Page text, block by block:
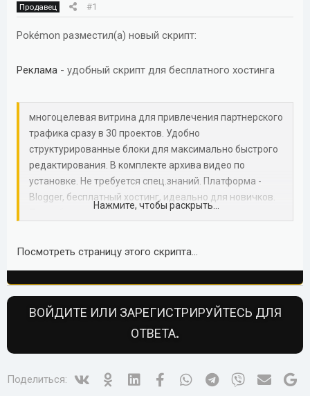
Продавец #1
Pokémon разместил(а) новый скрипт:
Реклама - удобный скрипт для бесплатного хостинга
многоцелевая витрина для привлечения партнерского
трафика сразу в 30 проектов. Удобно
структурированные блоки для максимально быстрого
редактирования. В комплекте архива видео по
установке. Не требуется спец.знаний. Платформа -
Blogger, бесплатный хостинг, идеально для новичков.
Подробная информация в инструкции.
Нажмите, чтобы раскрыть...
Посмотреть страницу этого скрипта...
ВОЙДИТЕ ИЛИ ЗАРЕГИСТРИРУЙТЕСЬ ДЛЯ
ОТВЕТА.
Поделиться: Linked InFacebookWhatsAppTelegramViber